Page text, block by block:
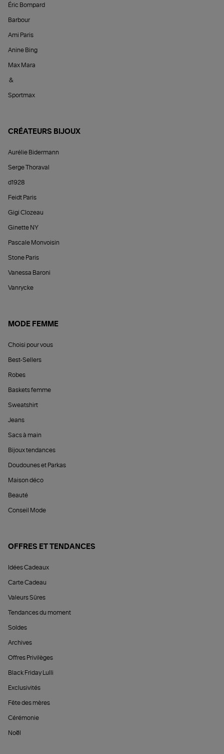
Éric Bompard
Barbour
Ami Paris
Anine Bing
Max Mara
&
Sportmax
CRÉATEURS BIJOUX
Aurélie Bidermann
Serge Thoraval
d1928
Feidt Paris
Gigi Clozeau
Ginette NY
Pascale Monvoisin
Stone Paris
Vanessa Baroni
Vanrycke
MODE FEMME
Choisi pour vous
Best-Sellers
Robes
Baskets femme
Sweatshirt
Jeans
Sacs à main
Bijoux tendances
Doudounes et Parkas
Maison déco
Beauté
Conseil Mode
OFFRES ET TENDANCES
Idées Cadeaux
Carte Cadeau
Valeurs Sûres
Tendances du moment
Soldes
Archives
Offres Privilèges
Black Friday Lulli
Exclusivités
Fête des mères
Cérémonie
Noël